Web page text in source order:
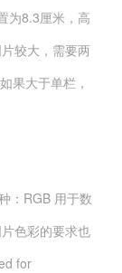
为8.3厘米，高
较大，需要两
果大于单栏，
：RGB 用于数
色彩的要求也
for